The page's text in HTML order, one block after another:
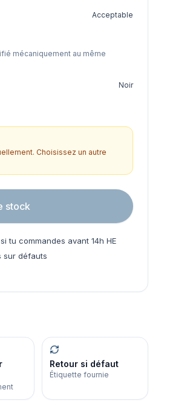
Acceptable
mécaniquement au même
Noir
Choisissez un autre
stock
tu commandes avant 14h HE
sur défauts
Retour si défaut
Étiquette fournie